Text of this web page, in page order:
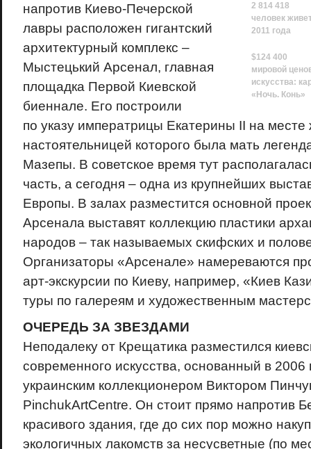
2 814 418
человек
2011 года
$124 400
мировой
искусства:
«Ночь. Конь»
напротив Киево-Печерской
лавры расположен гигантский
архитектурный комплекс –
Мыстецький Арсенал, главная
площадка Первой Киевской
биеннале. Его построили
по указу императрицы Екатерины II на месте
настоятельницей которого была мать
Мазепы. В советское время тут
часть, а сегодня – одна из крупнейших
Европы. В залах разместится основной
Арсенала выставят коллекцию пластики
народов – так называемых скифских и
Организаторы «Арсенале» намереваются
арт-экскурсии по Киеву, например, «Киев
туры по галереям и художественным
ОЧЕРЕДЬ ЗА ЗВЕЗДАМИ
Неподалеку от Крещатика разместился
современного искусства, основанный в 2006
украинским коллекционером Виктором
PinchukArtCentre. Он стоит прямо напротив
красивого здания, где до сих пор можно
экологичных лакомств за несусветные (по